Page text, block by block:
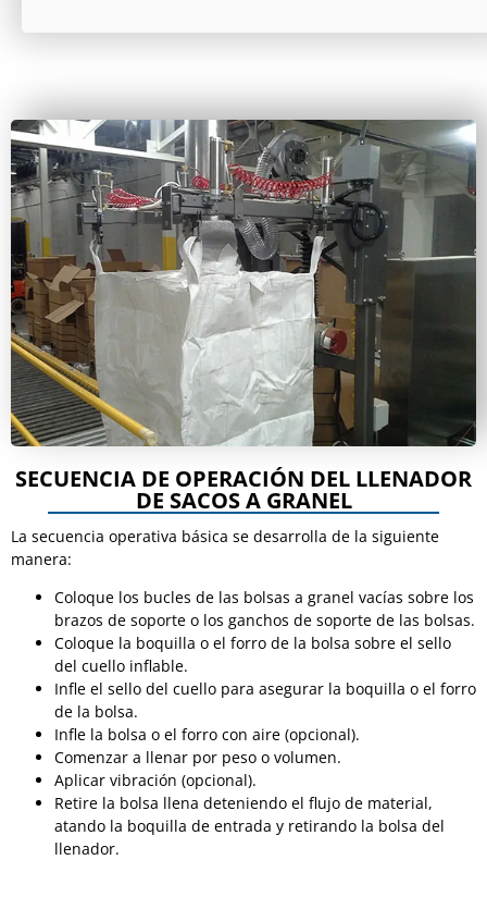
SECUENCIA DE OPERACIÓN DEL LLENADOR
DE SACOS A GRANEL
La secuencia operativa básica se desarrolla de la siguiente
manera:
Coloque los bucles de las bolsas a granel vacías sobre los
brazos de soporte o los ganchos de soporte de las bolsas.
Coloque la boquilla o el forro de la bolsa sobre el sello
del cuello inflable.
Infle el sello del cuello para asegurar la boquilla o el forro
de la bolsa.
Infle la bolsa o el forro con aire (opcional).
Comenzar a llenar por peso o volumen.
Aplicar vibración (opcional).
Retire la bolsa llena deteniendo el flujo de material,
atando la boquilla de entrada y retirando la bolsa del
llenador.